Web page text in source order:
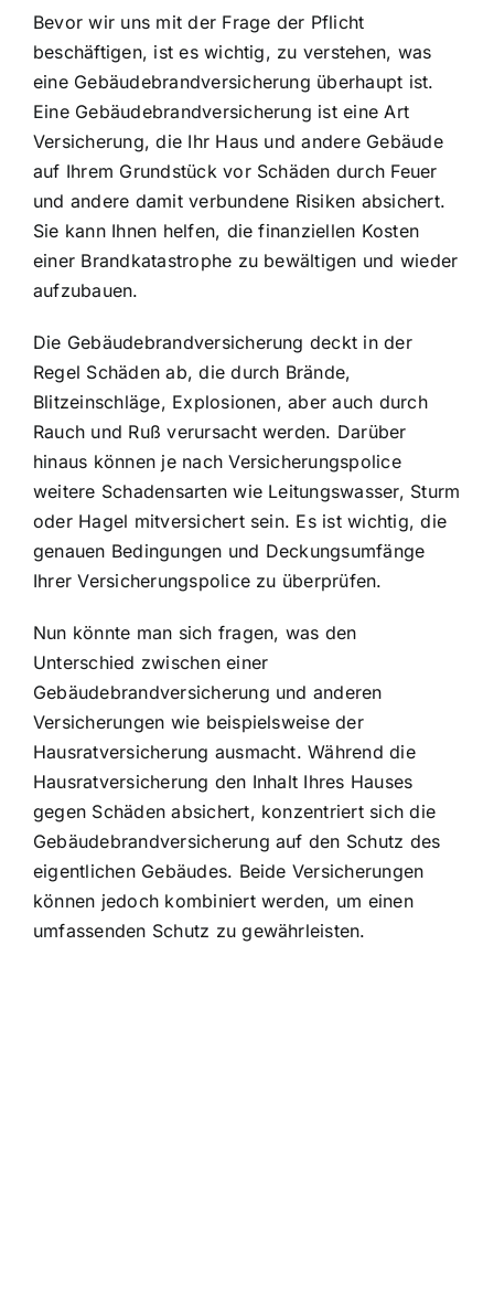
Bevor wir uns mit der Frage der Pflicht
beschäftigen, ist es wichtig, zu verstehen, was
eine Gebäudebrandversicherung überhaupt ist.
Eine Gebäudebrandversicherung ist eine Art
Versicherung, die Ihr Haus und andere Gebäude
auf Ihrem Grundstück vor Schäden durch Feuer
und andere damit verbundene Risiken absichert.
Sie kann Ihnen helfen, die finanziellen Kosten
einer Brandkatastrophe zu bewältigen und wieder
aufzubauen.
Die Gebäudebrandversicherung deckt in der
Regel Schäden ab, die durch Brände,
Blitzeinschläge, Explosionen, aber auch durch
Rauch und Ruß verursacht werden. Darüber
hinaus können je nach Versicherungspolice
weitere Schadensarten wie Leitungswasser, Sturm
oder Hagel mitversichert sein. Es ist wichtig, die
genauen Bedingungen und Deckungsumfänge
Ihrer Versicherungspolice zu überprüfen.
Nun könnte man sich fragen, was den
Unterschied zwischen einer
Gebäudebrandversicherung und anderen
Versicherungen wie beispielsweise der
Hausratversicherung ausmacht. Während die
Hausratversicherung den Inhalt Ihres Hauses
gegen Schäden absichert, konzentriert sich die
Gebäudebrandversicherung auf den Schutz des
eigentlichen Gebäudes. Beide Versicherungen
können jedoch kombiniert werden, um einen
umfassenden Schutz zu gewährleisten.